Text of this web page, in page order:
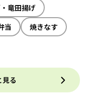
竜田揚げ
当
焼きなす
る